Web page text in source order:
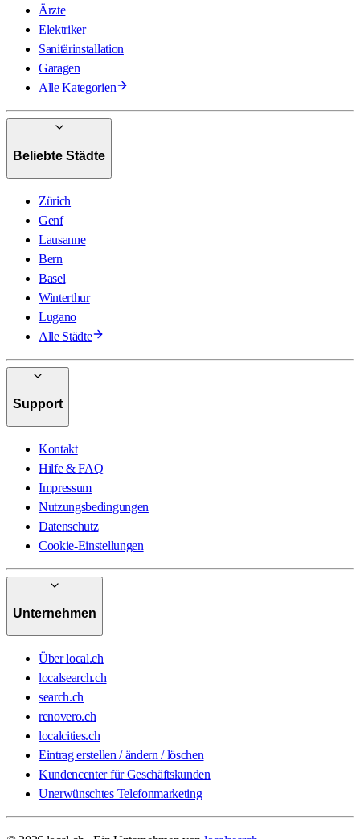
Ärzte
Elektriker
Sanitärinstallation
Garagen
Alle Kategorien
Beliebte Städte
Zürich
Genf
Lausanne
Bern
Basel
Winterthur
Lugano
Alle Städte
Support
Kontakt
Hilfe & FAQ
Impressum
Nutzungsbedingungen
Datenschutz
Cookie-Einstellungen
Unternehmen
Über local.ch
localsearch.ch
search.ch
renovero.ch
localcities.ch
Eintrag erstellen / ändern / löschen
Kundencenter für Geschäftskunden
Unerwünschtes Telefonmarketing